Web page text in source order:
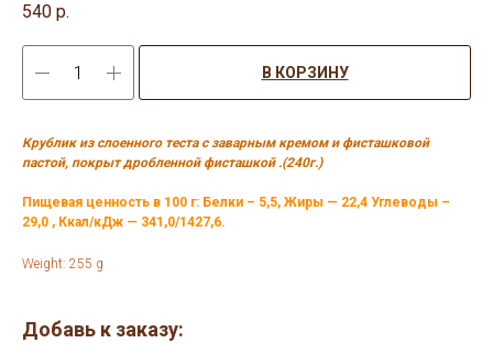
540 р.
В КОРЗИНУ
Крублик из слоенного теста с заварным кремом и фисташковой
пастой, покрыт дробленной фисташкой .(240г.)
Пищевая ценность в 100 г: Белки – 5,5, Жиры — 22,4 Углеводы –
29,0 , Ккал/кДж — 341,0/1427,6.
Weight: 255 g
Добавь к заказу: